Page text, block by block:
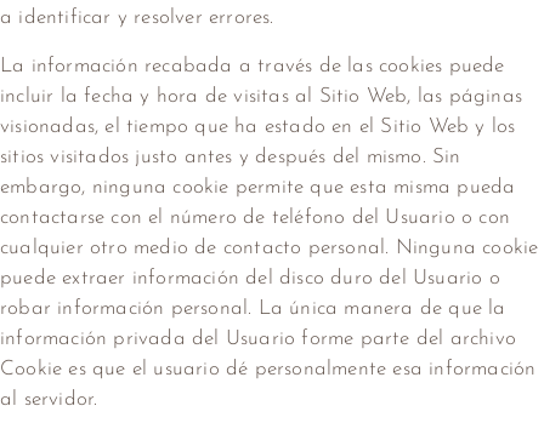
a identificar y resolver errores.
La información recabada a través de las cookies puede
incluir la fecha y hora de visitas al Sitio Web, las páginas
visionadas, el tiempo que ha estado en el Sitio Web y los
sitios visitados justo antes y después del mismo. Sin
embargo, ninguna cookie permite que esta misma pueda
contactarse con el número de teléfono del Usuario o con
cualquier otro medio de contacto personal. Ninguna cookie
puede extraer información del disco duro del Usuario o
robar información personal. La única manera de que la
información privada del Usuario forme parte del archivo
Cookie es que el usuario dé personalmente esa información
al servidor.